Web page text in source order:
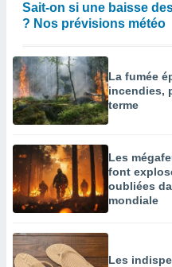
Sait-on si une baisse
? Nos prévisions météo
La fumée
incendies,
terme
Les
font
oubliées
mondiale
Les